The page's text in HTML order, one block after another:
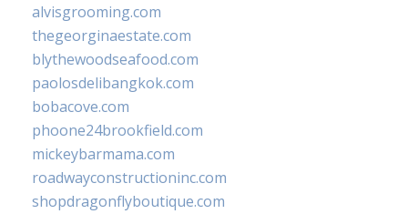
alvisgrooming.com
thegeorginaestate.com
blythewoodseafood.com
paolosdelibangkok.com
bobacove.com
phoone24brookfield.com
mickeybarmama.com
roadwayconstructioninc.com
shopdragonflyboutique.com